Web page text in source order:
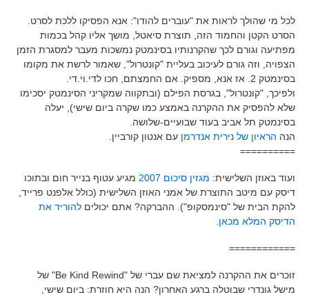
לכל מי שהולך לראות את "עוברים להודו": אנא הפסיקו ללכת לסרט.
הסרט הקטן והחמוד הזה, תוצרת סיאטל, מושך אליו קהל בכמות
מפתיעה וגורם לכך שהקרנותיו בסינמטק נמשכות מעבר למסגרת הזמן
הצפויה, וזה גורם לעיכוב בעליית "קונטרול", שאמור לרשת את מקומו
בסינמטק 2. אז אנא, מספיק. אם החמצתם, חכו לדי.וי.די.
ולפיכך, "קונטרול", בגרסת הפילם (ובתקווה שמקריני הסינמטק יסכימו
שלא להפסיק את ההקרנה באמצע כמו שקרה ביום שישי), יעלה
בסינמטק תל אביב בעוד שבועיים-שלושה.
הנה הראיון של נירית אנדרמן עם אנטון קורביין.
==========
ועוד באוזן השלישית: מגזין סיכום 2007
מגיע עטוף בנייר חום ובתוכו
דיסק עם מיטב התוצרת של אמני האוזן השלישית (כולל אלפנט פרייד,
להקת הבית של "סינמסקופ"). ההברקה? אתם יכולים להוריד את
הדיסק המלא מכאן
============
זוכרים את ההקרנה למציאת שם עברי של "Be Kind Rewind" של
מישל גונדרי שבוטלה ברגע האחרון? הנה היא חוזרת: ביום שישי,